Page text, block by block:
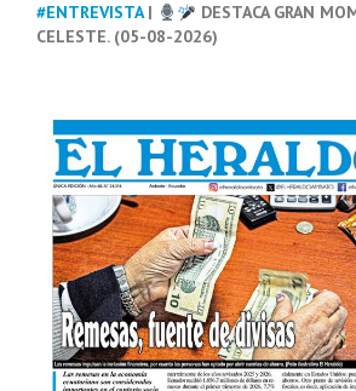
#ENTREVISTA|
DESTACA GRAN
CELESTE. (05-08-2026)